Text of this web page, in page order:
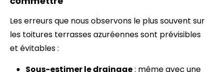
Les erreurs que nous observons le plus souvent sur
les toitures terrasses azuréennes sont prévisibles
et évitables :
Sous-estimer le drainage: même avec une